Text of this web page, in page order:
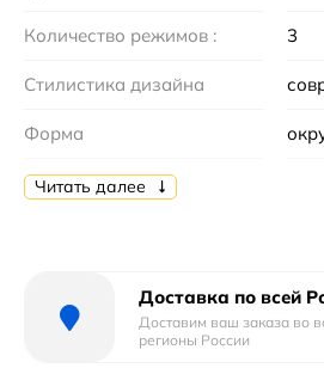
Количество режимов : 3
Стилистика дизайна
Форма
Цвет
Страна бренда
Читать далее
Доставка по всей
Доставим ваш заказа во
регионы России